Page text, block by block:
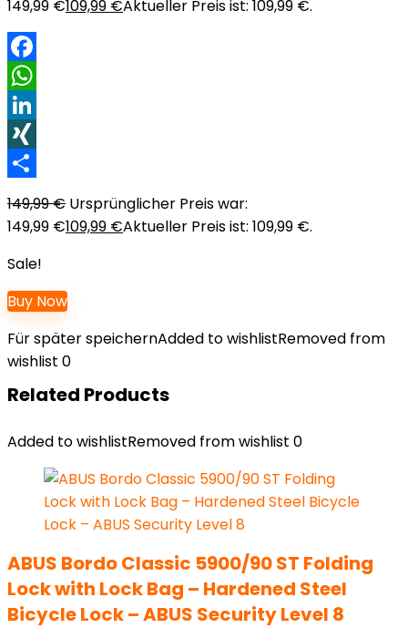
149,99 €109,99 €Aktueller Preis ist: 109,99 €.
Facebook
WhatsApp
LinkedIn
XING
149,99€ Ursprünglicher Preis war:
149,99 €109,99 €Aktueller Preis ist: 109,99 €.
Sale!
Buy Now
Für später speichernAdded to wishlistRemoved from
wishlist 0
Related Products
Added to wishlistRemoved from wishlist 0
ABUS Bordo Classic 5900/90 ST Folding
Lock with Lock Bag – Hardened Steel
Bicycle Lock – ABUS Security Level 8